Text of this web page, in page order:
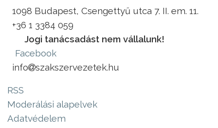
1098 Budapest, Csengettyű utca 7. II. em. 11.
+36 1 3384 059
Jogi tanácsadást nem vállalunk!
Facebook
info
szakszervezetek.hu
RSS
Moderálási alapelvek
Adatvédelem